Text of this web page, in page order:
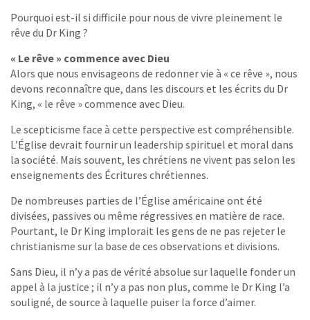
Pourquoi est-il si difficile pour nous de vivre pleinement le
rêve du Dr King ?
« Le rêve » commence avec Dieu
Alors que nous envisageons de redonner vie à « ce rêve », nous
devons reconnaître que, dans les discours et les écrits du Dr
King, « le rêve » commence avec Dieu.
Le scepticisme face à cette perspective est compréhensible.
L’Église devrait fournir un leadership spirituel et moral dans
la société. Mais souvent, les chrétiens ne vivent pas selon les
enseignements des Écritures chrétiennes.
De nombreuses parties de l’Église américaine ont été
divisées, passives ou même régressives en matière de race.
Pourtant, le Dr King implorait les gens de ne pas rejeter le
christianisme sur la base de ces observations et divisions.
Sans Dieu, il n’y a pas de vérité absolue sur laquelle fonder un
appel à la justice ; il n’y a pas non plus, comme le Dr King l’a
souligné, de source à laquelle puiser la force d’aimer.